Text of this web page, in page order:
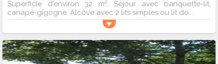
Superficie d'environ 32 m². Séjour avec banquette-lit,
canapé-gigogne. Alcôve avec 2 lits simples ou lit do...